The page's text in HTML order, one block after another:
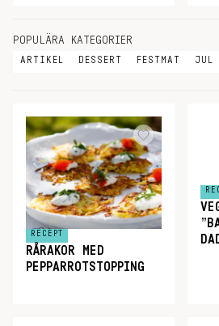
POPULÄRA KATEGORIER
ARTIKEL DESSERT FESTMAT JUL
RECEPT
RÅRAKOR MED
PEPPARROTSTOPPING